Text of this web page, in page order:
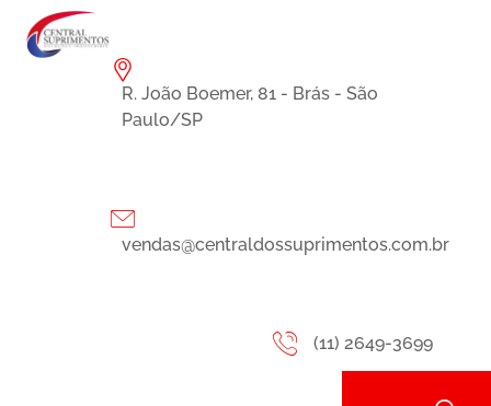
R. João Boemer, 81 - Brás - São
Paulo/SP
vendas@centraldossuprimentos.com.br
(11) 2649-3699